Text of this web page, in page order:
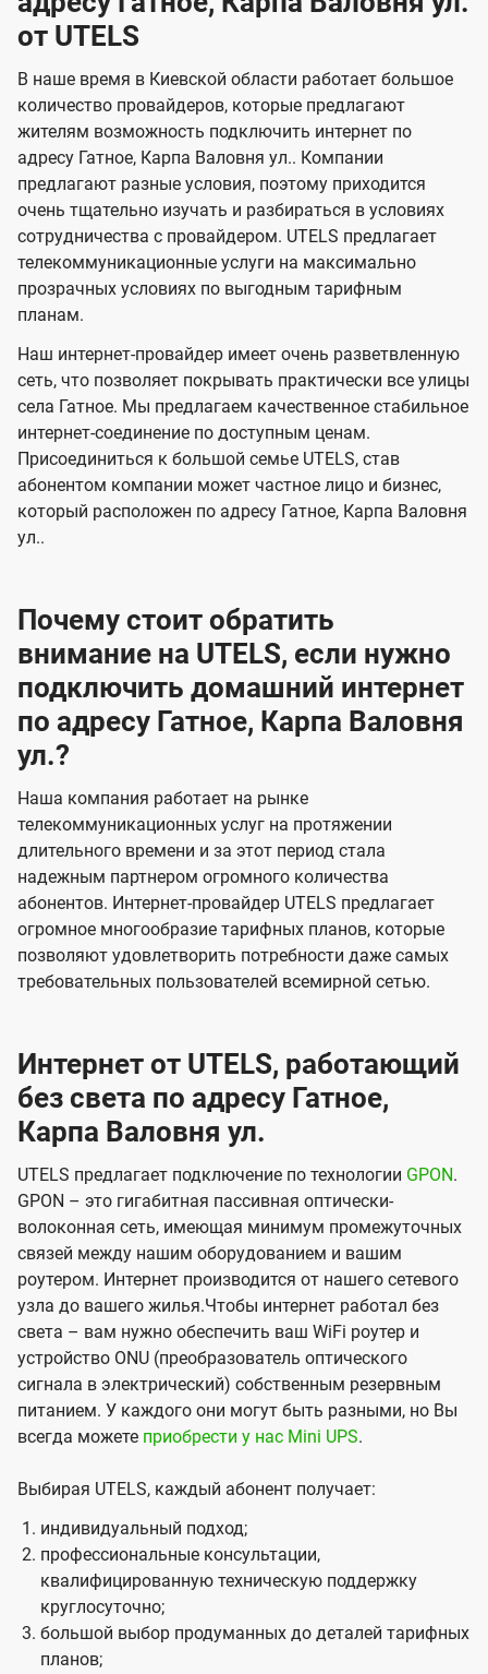
н
и
и
U
t
e
l
s
г
о
т
е
л
е
в
и
д
е
н
и
я
е
а
з
м
т
е
л
е
в
и
д
е
и
я
а
м
от UTELS
В наше время в Киевской области работает большое
количество провайдеров, которые предлагают
жителям возможность подключить интернет по
адресу Гатное, Карпа Валовня ул.. Компании
предлагают разные условия, поэтому приходится
очень тщательно изучать и разбираться в условиях
сотрудничества с провайдером. UTELS предлагает
телекоммуникационные услуги на максимально
прозрачных условиях по выгодным тарифным
планам.
Наш интернет-провайдер имеет очень разветвленную
сеть, что позволяет покрывать практически все улицы
села Гатное. Мы предлагаем качественное стабильное
интернет-соединение по доступным ценам.
Присоединиться к большой семье UTELS, став
абонентом компании может частное лицо и бизнес,
который расположен по адресу Гатное, Карпа Валовня
ул..
Почему стоит обратить
внимание на UTELS, если нужно
подключить домашний интернет
по адресу Гатное, Карпа Валовня
ул.?
Наша компания работает на рынке
телекоммуникационных услуг на протяжении
длительного времени и за этот период стала
надежным партнером огромного количества
абонентов. Интернет-провайдер UTELS предлагает
огромное многообразие тарифных планов, которые
позволяют удовлетворить потребности даже самых
требовательных пользователей всемирной сетью.
Интернет от UTELS, работающий
без света по адресу Гатное,
Карпа Валовня ул.
UTELS предлагает подключение по технологии GPON.
GPON – это гигабитная пассивная оптически-
волоконная сеть, имеющая минимум промежуточных
связей между нашим оборудованием и вашим
роутером. Интернет производится от нашего сетевого
узла до вашего жилья.Чтобы интернет работал без
света – вам нужно обеспечить ваш WiFi роутер и
устройство ONU (преобразователь оптического
сигнала в электрический) собственным резервным
питанием. У каждого они могут быть разными, но Вы
всегда можете приобрести у нас Mini UPS.
Выбирая UTELS, каждый абонент получает:
индивидуальный подход;
профессиональные консультации,
квалифицированную техническую поддержку
круглосуточно;
большой выбор продуманных до деталей тарифных
планов;